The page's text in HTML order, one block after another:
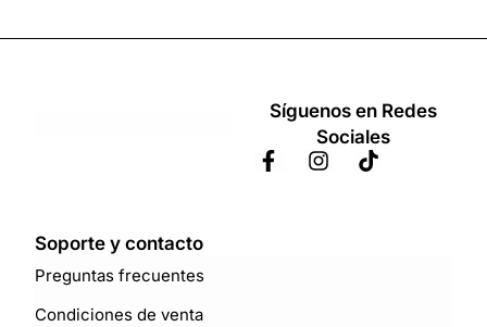
Síguenos en Redes
Sociales
Soporte y contacto
Preguntas frecuentes
Condiciones de venta